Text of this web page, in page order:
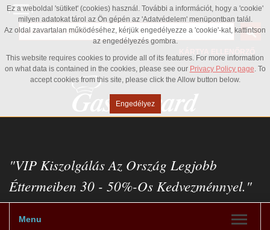
Ez a weboldal 'sütiket' (cookies) használ. További a információt, hogy a 'cookie'
milyen adatokat tárol az Ön gépén az 'Adatvédelem' menüpontban talál.
Az oldal zavartalan működéséhez, kérjük engedélyezze a 'cookie'-kat, kattintson
az engedélyezés gombra.
This website requires cookies to provide all of its features. For more information
on what data is contained in the cookies, please see our Privacy Policy page. To
accept cookies from this site, please click the Allow button below.
Engedélyez
"VIP Kiszolgálás Az Ország Legjobb
Éttermeiben 30 - 50%-Os Kedvezménnyel."
Menu